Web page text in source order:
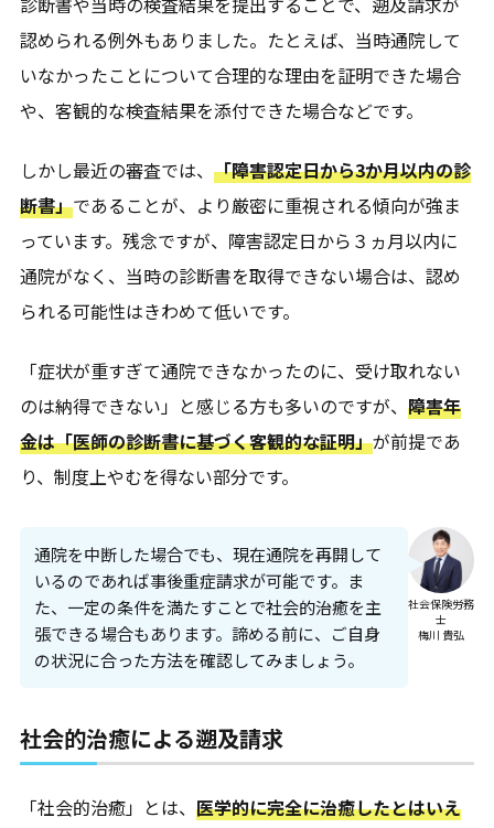
認められる例外もありました。たとえば、当時通院して
いなかったことについて合理的な理由を証明できた場合
や、客観的な検査結果を添付できた場合などです。
しかし最近の審査では、 「障害認定日から3か月以内の診
断書」であることが、より厳密に重視される傾向が強ま
っています。残念ですが、障害認定日から３ヵ月以内に
通院がなく、当時の診断書を取得できない場合は、認め
られる可能性はきわめて低いです。
「症状が重すぎて通院できなかったのに、受け取れない
のは納得できない」と感じる方も多いのですが、 障害年
金は「医師の診断書に基づく客観的な証明」が前提であ
り、制度上やむを得ない部分です。
通院を中断した場合でも、現在通院を再開して
いるのであれば事後重症請求が可能です。ま
た、一定の条件を満たすことで社会的治癒を主
張できる場合もあります。諦める前に、ご自身
の状況に合った方法を確認してみましょう。
社会保険労務
士
梅川 貴弘
社会的治癒による遡及請求
「社会的治癒」とは、 医学的に完全に治癒したとはいえ